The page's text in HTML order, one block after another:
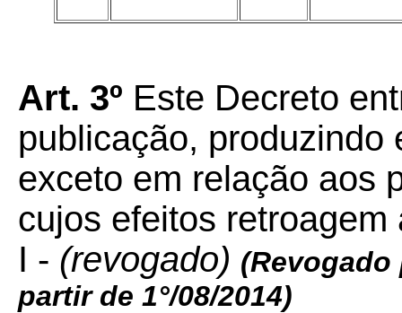
Art. 3º Este Decreto
publicação, produzindo
exceto em relação aos
cujos efeitos
I - (revogado)
partir de 1°/08/2014)